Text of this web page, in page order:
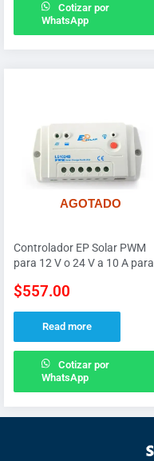
Cotizar por
WhatsApp
AGOTADO
Controlador EP Solar PWM
para 12 V o 24 V a 10 A para
$557.00
Read more
Cotizar por
WhatsApp